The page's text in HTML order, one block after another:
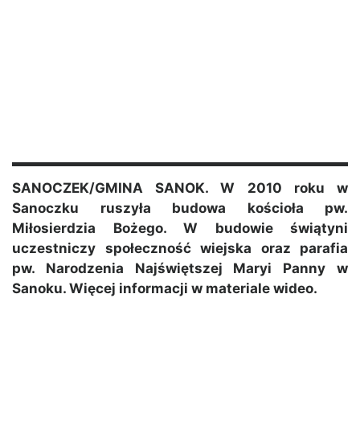
SANOCZEK/GMINA SANOK. W 2010 roku w
Sanoczku ruszyła budowa kościoła pw.
Miłosierdzia Bożego. W budowie świątyni
uczestniczy społeczność wiejska oraz parafia
pw. Narodzenia Najświętszej Maryi Panny w
Sanoku. Więcej informacji w materiale wideo.